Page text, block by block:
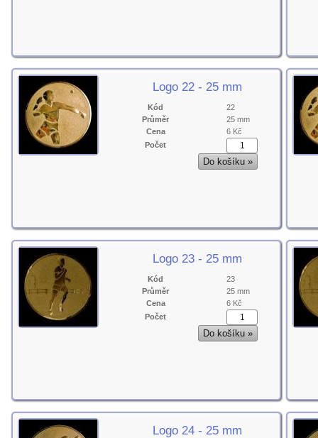
Logo 22 - 25 mm
Kód
22
Průměr
25 mm
Cena
6 Kč
Počet
Logo 23 - 25 mm
Kód
23
Průměr
25 mm
Cena
6 Kč
Počet
Logo 24 - 25 mm